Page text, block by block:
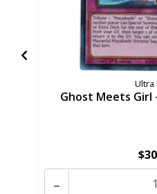
Ultra
Ghost Meets Girl
-